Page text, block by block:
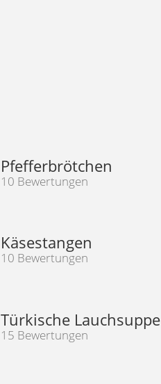
Pfefferbrötchen
10 Bewertungen
Käsestangen
10 Bewertungen
Türkische Lauchsuppe
15 Bewertungen